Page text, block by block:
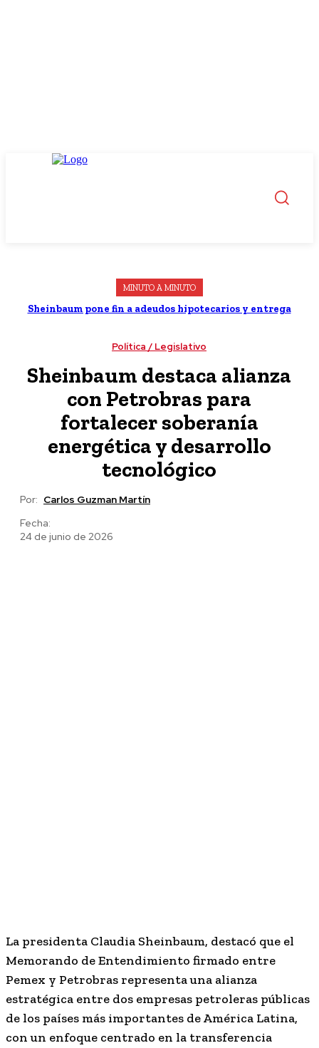
MINUTO A MINUTO
Sheinbaum pone fin a adeudos hipotecarios y entrega
Política / Legislativo
Sheinbaum destaca alianza
con Petrobras para
fortalecer soberanía
energética y desarrollo
tecnológico
Por: Carlos Guzman Martín
Fecha:
24 de junio de 2026
La presidenta Claudia Sheinbaum, destacó que el
Memorando de Entendimiento firmado entre
Pemex y Petrobras representa una alianza
estratégica entre dos empresas petroleras públicas
de los países más importantes de América Latina,
con un enfoque centrado en la transferencia